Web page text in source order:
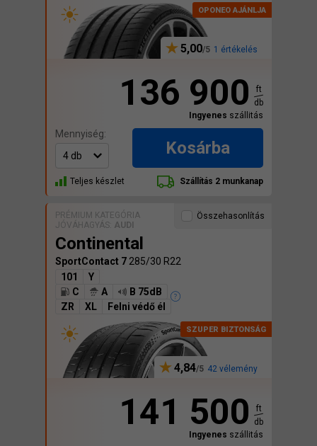
5,00 1 értékelés
136 900
ft
db
Ingyenes szállitás
Mennyiség:
Kosárba
Teljes készlet Szállítás 2 munkanap
PRÉMIUM KATEGÓRIA
JÓVÁHAGYÁS: AUDI
Continental
SportContact 7 285/30 R22
101
Y
C
A
B 75dB
ZR
XL Felni védő él
4,84 42 vélemény
Összehasonlítás
141 500
ft
db
Ingyenes szállitás